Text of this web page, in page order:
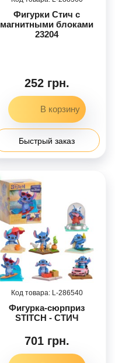
Фигурки Стич с
магнитными блоками
23204
252 грн.
Быстрый заказ
286540
Фигурка-сюрприз
STITCH - СТИЧ
701 грн.